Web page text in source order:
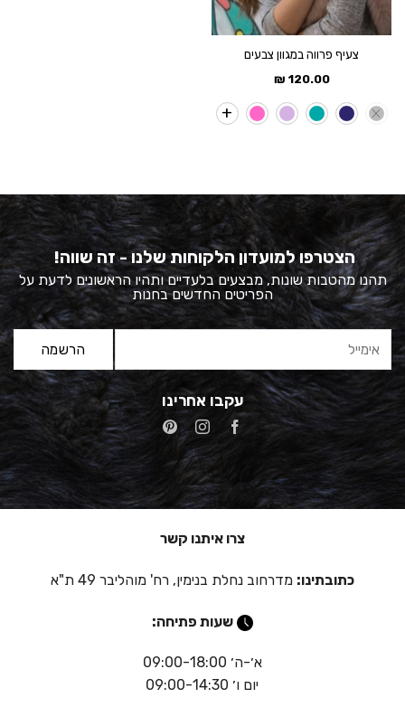
צעיף פרווה במגוון צבעים
120.00
₪
הצטרפו למועדון הלקוחות שלנו - זה שווה!
תהנו מהטבות שונות, מבצעים בלעדיים ותהיו הראשונים לדעת על
הפריטים החדשים בחנות
עקבו אחרינו
צרו איתנו קשר
כתובתינו: מדרחוב נחלת בנימין, רח' מוהליבר 49 ת"א
שעות פתיחה:
א׳-ה׳ 09:00-18:00
יום ו׳ 09:00-14:30